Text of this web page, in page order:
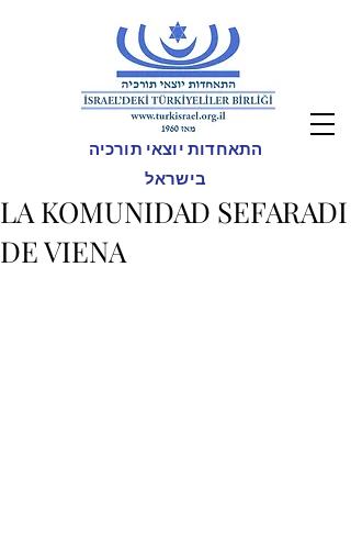
התאחדות יוצאי תורכיה
בישראל
LA KOMUNIDAD SEFARADI
DE VIENA